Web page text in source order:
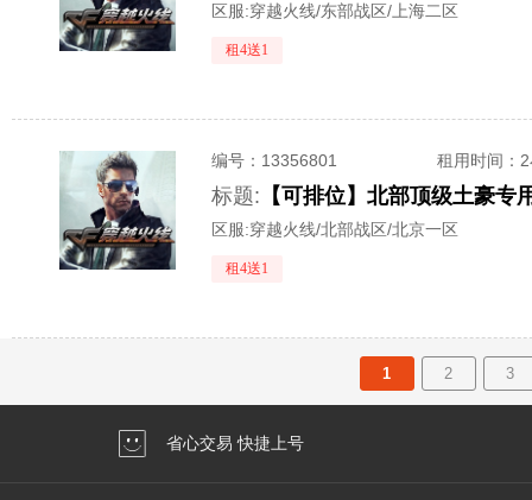
区服:穿越火线/东部战区/上海二区
租4送1
编号： 13356801 租用时间 ：
标题:
区服:穿越火线/北部战区/北京一区
租4送1
1 2 3
省心交易 快捷上号